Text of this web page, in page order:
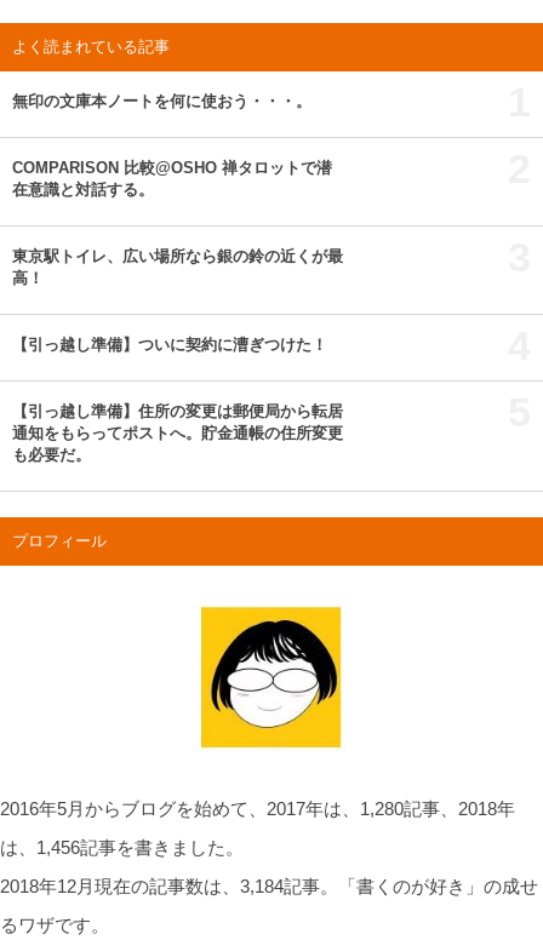
よく読まれている記事
無印の文庫本ノートを何に使おう・・・。
COMPARISON 比較@OSHO 禅タロットで潜
在意識と対話する。
東京駅トイレ、広い場所なら銀の鈴の近くが最
高！
【引っ越し準備】ついに契約に漕ぎつけた！
【引っ越し準備】住所の変更は郵便局から転居
通知をもらってポストへ。貯金通帳の住所変更
も必要だ。
プロフィール
2016年5月からブログを始めて、2017年は、1,280記事、2018年
は、1,456記事を書きました。
2018年12月現在の記事数は、3,184記事。「書くのが好き」の成せ
るワザです。